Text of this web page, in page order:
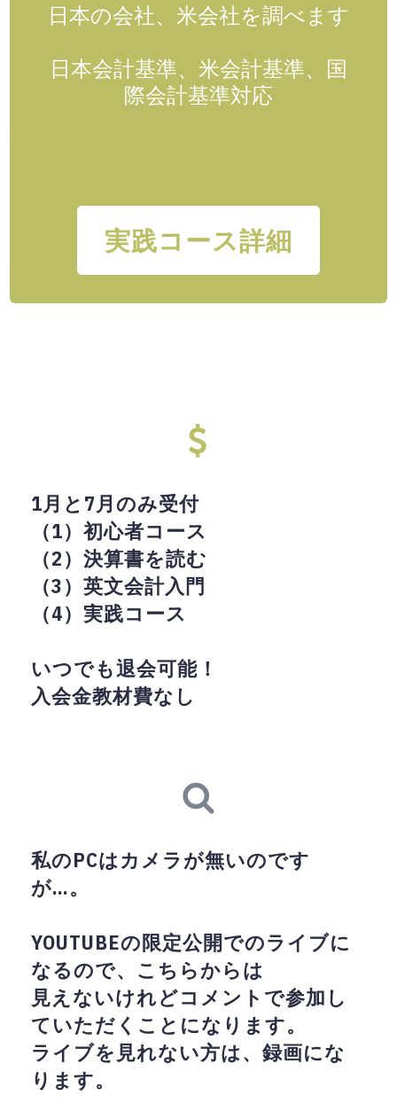
日本の会社、米会社を調べます
日本会計基準、米会計基準、国
際会計基準対応
実践コース詳細
1月と7月のみ受付
（1）初心者コース
（2）決算書を読む
（3）英文会計入門
（4）実践コース
いつでも退会可能！
入会金教材費なし
私のPCはカメラが無いのです
が…。
YOUTUBEの限定公開でのライブに
なるので、こちらからは
見えないけれどコメントで参加し
ていただくことになります。
ライブを見れない方は、録画にな
ります。